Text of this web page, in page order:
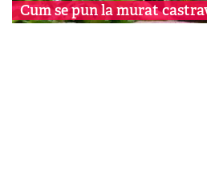
Cum se pun la murat